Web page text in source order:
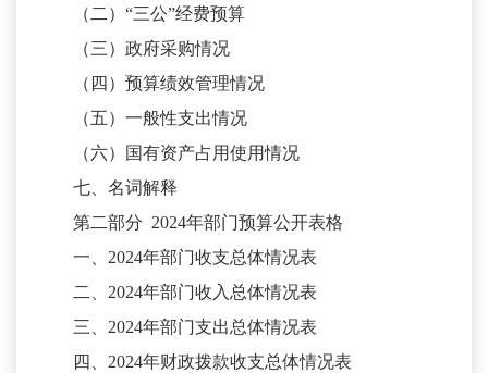
（二） “三公”经费预算
（三）政府采购情况
（四）预算绩效管理情况
（五）一般性支出情况
（六）国有资产占用使用情况
七、名词解释
第二部分 2024年部门预算公开表格
一、 2024年部门收支总体情况表
二、 2024年部门收入总体情况表
三、 2024年部门支出总体情况表
四、 2024年财政拨款收支总体情况表